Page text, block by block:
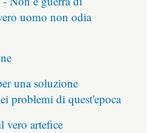
uomo non odia
una soluzione
problemi di quest'epoca
vero artefice